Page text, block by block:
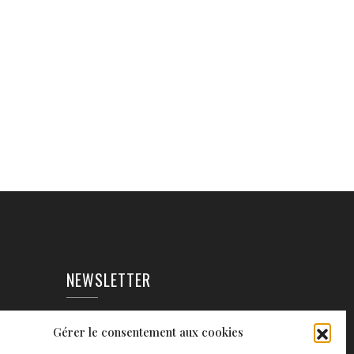
Gérer le consentement aux cookies
NEWSLETTER